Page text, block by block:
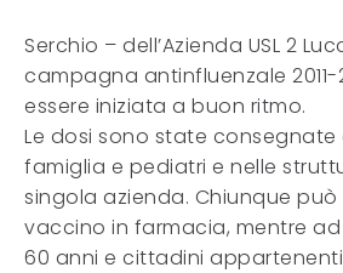
Serchio – dell’Azienda USL 2
campagna antinfluenzale 2011-
essere iniziata a buon ritmo.
Le dosi sono state consegnate
famiglia e pediatri e nelle
singola azienda. Chiunque
vaccino in farmacia, mentre
60 anni e cittadini